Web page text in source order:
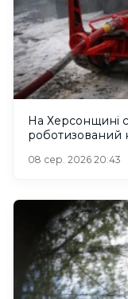
На Херсонщині
роботизований
08 сер. 2026 20:43